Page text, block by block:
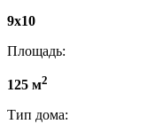
9х10
Площадь:
125 м2
Тип дома: